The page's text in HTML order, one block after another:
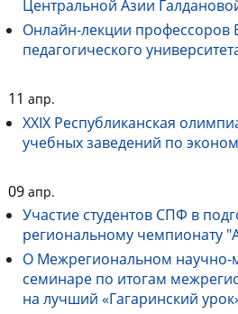
Центральной Азии
Онлайн-лекции профессоров
педагогического
11 апр.
XXIX Республиканская
учебных заведений по
09 апр.
Участие студентов СПФ в
региональному чемпионату
О Межрегиональном научно-
семинаре по итогам
на лучший «Гагаринский